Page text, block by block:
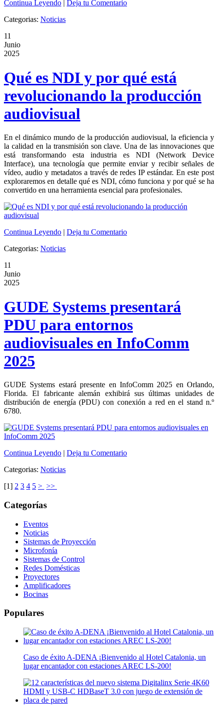
Continua Leyendo
Deja tu Comentario
Categorias: Noticias
11
Junio
2025
Qué es NDI y por qué está
revolucionando la producción
audiovisual
En el dinámico mundo de la producción audiovisual, la eficiencia y
la calidad en la transmisión son clave. Una de las innovaciones que
está transformando esta industria es NDI (Network Device
Interface), una tecnología que permite enviar y recibir señales de
vídeo, audio y metadatos a través de redes IP estándar. En este post
exploraremos en detalle qué es NDI, cómo funciona y por qué se ha
convertido en una herramienta esencial para profesionales.
Continua Leyendo | Deja tu Comentario
Categorias: Noticias
11
Junio
2025
GUDE Systems presentará
PDU para entornos
audiovisuales en InfoComm
2025
GUDE Systems estará presente en InfoComm 2025 en Orlando,
Florida. El fabricante alemán exhibirá sus últimas unidades de
distribución de energía (PDU) con conexión a red en el stand n.º
6780.
Continua Leyendo | Deja tu Comentario
Categorias: Noticias
[1] 2 3 4 5 > >>
Categorías
Eventos
Noticias
Sistemas de Proyección
Microfonía
Sistemas de Control
Redes Domésticas
Proyectores
Amplificadores
Bocinas
Populares
Caso de éxito A-DENA ¡Bienvenido al Hotel Catalonia, un
lugar encantador con estaciones AREC LS-200!